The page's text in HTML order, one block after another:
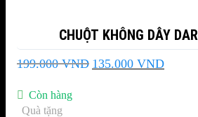
CHUỘT KHÔNG DÂY
199.000VND Giá
135.000 VNDGiá
Còn hàng
Quà tặng